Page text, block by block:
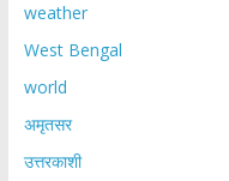
weather
West Bengal
world
अमृतसर
उत्तरकाशी